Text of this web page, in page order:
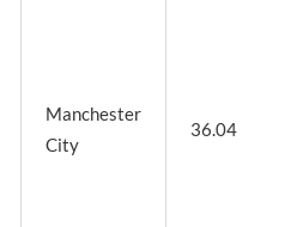
Manchester
City
36.04